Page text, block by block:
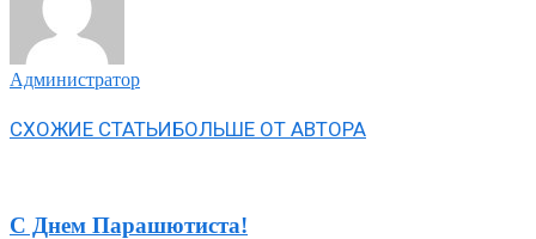
Администратор
СХОЖИЕ СТАТЬИБОЛЬШЕ ОТ АВТОРА
С Днем Парашютиста!